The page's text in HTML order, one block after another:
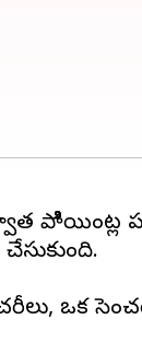
పాిిియింట్ల
ఒక